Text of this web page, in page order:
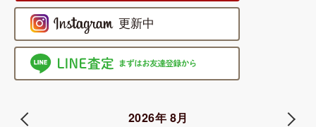
2026年 8月